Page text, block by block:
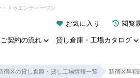
トゥエンティーワン
お気に入り 閲覧
ご契約の流れ 貸し倉庫・工場カタログ
宿区の貸し倉庫・貸し工場情報一覧 新宿区早稲